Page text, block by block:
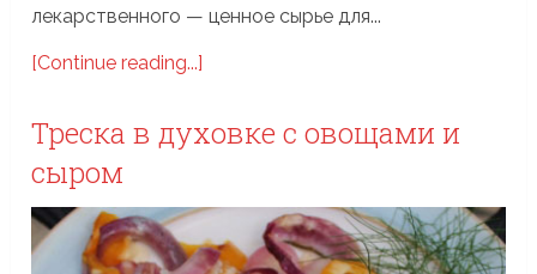
лекарственного — ценное сырье для...
[Continue reading...]
Треска в духовке с овощами и
сыром